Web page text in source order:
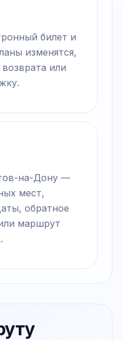
билет и
изменятся,
или
на-Дону —
мест,
обратное
маршрут